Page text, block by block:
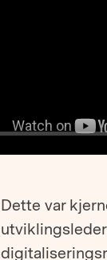
Dette var